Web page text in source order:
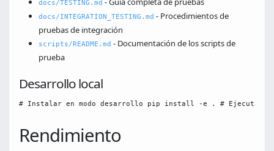
docs/TESTING.md
docs/INTEGRATION_TESTING.md - Procedimientos de
pruebas de integración
scripts/README.md - Documentación de los scripts de
prueba
Desarrollo local
# Instalar en modo desarrollo pip install -e . # Ejecutar
Rendimiento